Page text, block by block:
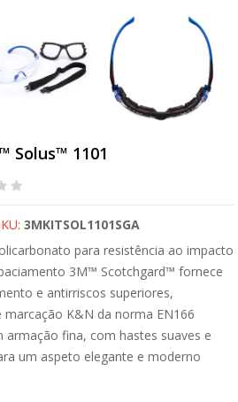
Solus™ 1101
3MKITSOL1101SGA
para resistência ao impacto
3M™ Scotchgard™ fornece
e antirriscos superiores,
K&N da norma EN166
armação fina, com hastes suaves e
um aspeto elegante e moderno